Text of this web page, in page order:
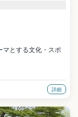
とする文化・スポ
Wikimedia
詳細